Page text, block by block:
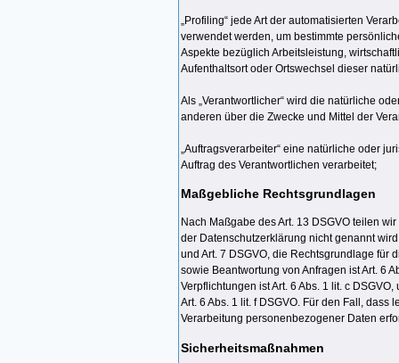
„Profiling“ jede Art der automatisierten
verwendet werden, um bestimmte
Aspekte bezüglich Arbeitsleistung,
Aufenthaltsort oder Ortswechsel dieser
Als „Verantwortlicher“ wird die natürliche
anderen über die Zwecke und Mittel der
„Auftragsverarbeiter“ eine natürliche oder
Auftrag des Verantwortlichen verarbeitet;
Maßgebliche Rechtsgrundlagen
Nach Maßgabe des Art. 13 DSGVO teilen
der Datenschutzerklärung nicht genannt
und Art. 7 DSGVO, die Rechtsgrundlage für
sowie Beantwortung von Anfragen ist Art. 6
Verpflichtungen ist Art. 6 Abs. 1 lit. c
Art. 6 Abs. 1 lit. f DSGVO. Für den Fall,
Verarbeitung personenbezogener Daten
Sicherheitsmaßnahmen